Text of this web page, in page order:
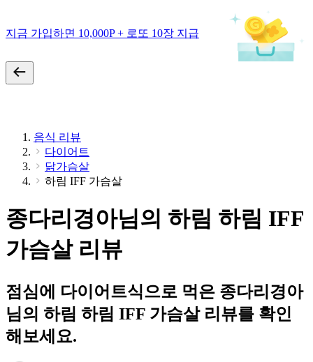
지금 가입하면 10,000P + 로또 10장 지급
음식 리뷰
다이어트
닭가슴살
하림 IFF 가슴살
종다리경아님의 하림 하림 IFF
가슴살 리뷰
점심에 다이어트식으로 먹은 종다리경아
님의 하림 하림 IFF 가슴살 리뷰를 확인
해보세요.